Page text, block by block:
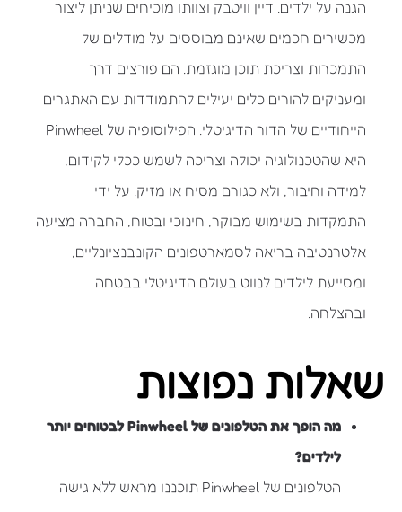
הגנה על ילדים. דיין וויטבק וצוותו מוכיחים שניתן ליצור
מכשירים חכמים שאינם מבוססים על מודלים של
התמכרות וצריכת תוכן מוגזמת. הם פורצים דרך
ומעניקים להורים כלים יעילים להתמודדות עם האתגרים
הייחודיים של הדור הדיגיטלי. הפילוסופיה של Pinwheel
היא שהטכנולוגיה יכולה וצריכה לשמש ככלי לקידום,
למידה וחיבור, ולא כגורם מסיח או מזיק. על ידי
התמקדות בשימוש מבוקר, חינוכי ובטוח, החברה מציעה
אלטרנטיבה בריאה לסמארטפונים הקונבנציונליים,
ומסייעת לילדים לנווט בעולם הדיגיטלי בבטחה
ובהצלחה.
שאלות נפוצות
מה הופך את הטלפונים של Pinwheel לבטוחים יותר
לילדים?
הטלפונים של Pinwheel תוכננו מראש ללא גישה